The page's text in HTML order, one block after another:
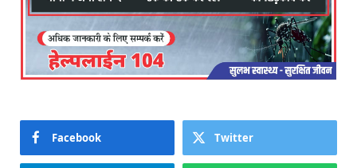
Facebook Twitter